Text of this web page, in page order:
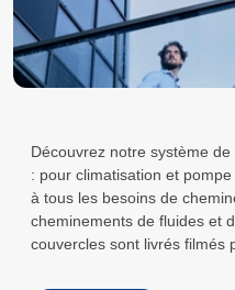
Découvrez notre système
: pour climatisation et
à tous les besoins de
cheminements de fluides et
couvercles sont livrés filmés